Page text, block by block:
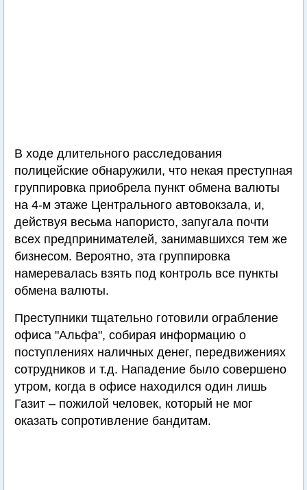
В ходе длительного расследования
полицейские обнаружили, что некая преступная
группировка приобрела пункт обмена валюты
на 4-м этаже Центрального автовокзала, и,
действуя весьма напористо, запугала почти
всех предпринимателей, занимавшихся тем же
бизнесом. Вероятно, эта группировка
намеревалась взять под контроль все пункты
обмена валюты.
Преступники тщательно готовили ограбление
офиса "Альфа", собирая информацию о
поступлениях наличных денег, передвижениях
сотрудников и т.д. Нападение было совершено
утром, когда в офисе находился один лишь
Газит – пожилой человек, который не мог
оказать сопротивление бандитам.